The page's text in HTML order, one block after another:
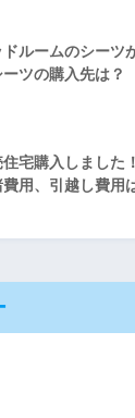
ルームのシーツ
ーツの購入先は？
住宅購入しました
費用、引越し費用